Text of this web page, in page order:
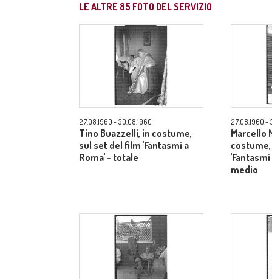
LE ALTRE 85 FOTO DEL SERVIZIO
27.08.1960 - 30.08.1960
Tino Buazzelli, in costume,
sul set del film 'Fantasmi a
Roma' - totale
27.08.1960 -
Marcello
medio